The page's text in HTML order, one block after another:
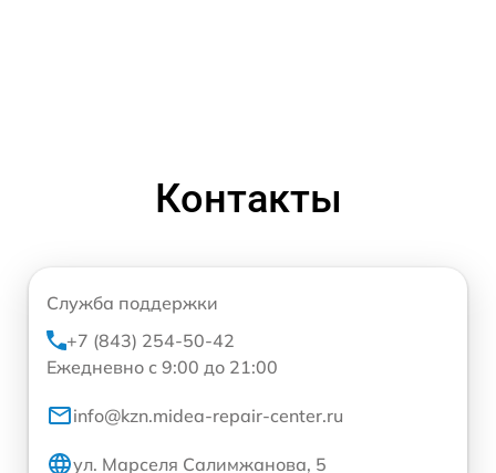
Контакты
Служба поддержки
+7 (843) 254-50-42
Ежедневно с 9:00 до 21:00
info@kzn.midea-repair-center.ru
ул. Марселя Салимжанова, 5